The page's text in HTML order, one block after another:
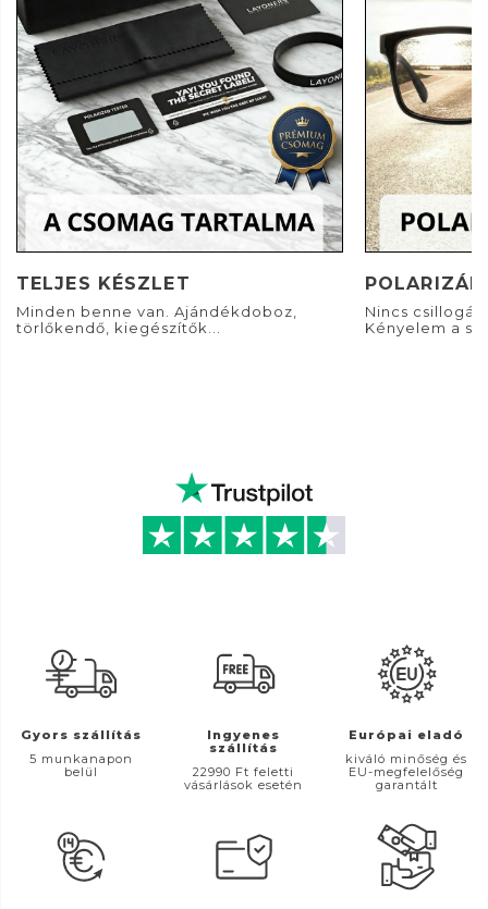
TELJES KÉSZLET
Minden benne van. Ajándékdoboz,
törlőkendő, kiegészítők...
Nincs
Kényelem a
Gyors szállítás
5 munkanapon
belül
Ingyenes
szállítás
22990 Ft feletti
vásárlások esetén
Európai eladó
kiváló minőség és
EU-megfelelőség
garantált